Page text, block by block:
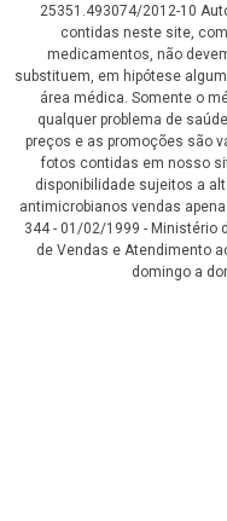
25351.493074/2012-10
contidas neste site,
medicamentos, não
substituem, em hipótese
área médica. Somente o
qualquer problema de
preços e as promoções são
fotos contidas em nosso
disponibilidade sujeitos a
antimicrobianos vendas
344 - 01/02/1999 - Ministério
de Vendas e Atendimento
domingo a